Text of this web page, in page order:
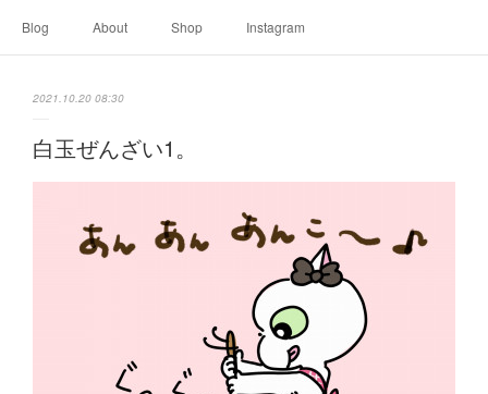
Blog About Shop Instagram
2021.10.20 08:30
白玉ぜんざい1。